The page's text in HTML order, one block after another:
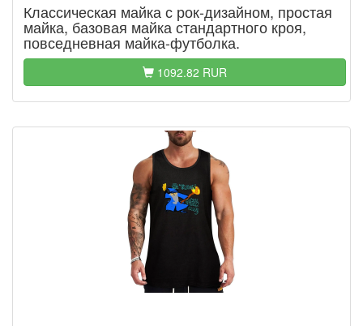
Классическая майка с рок-дизайном, простая
майка, базовая майка стандартного кроя,
повседневная майка-футболка.
1092.82 RUR